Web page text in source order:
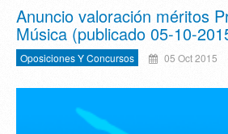
Anuncio valoración méritos
Música (publicado 05-10-
Oposiciones Y Concursos 05 Oct 2015